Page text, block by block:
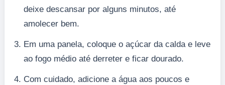
deixe descansar por alguns minutos, até
amolecer bem.
Em uma panela, coloque o açúcar da calda e leve
ao fogo médio até derreter e ficar dourado.
Com cuidado, adicione a água aos poucos e